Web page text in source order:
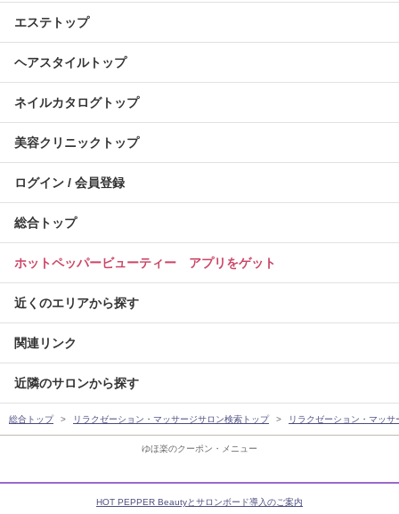
ゆほ楽のクーポン・メニュー
エステトップ
ヘアスタイルトップ
ネイルカタログトップ
美容クリニックトップ
ログイン / 会員登録
総合トップ
ホットペッパービューティー アプリをゲット
近くのエリアから探す
関連リンク
近隣のサロンから探す
総合トップ リラクゼーション・マッサージサロン検索トップ リラクゼーション・マッ
HOT PEPPER Beautyとサロンボード導入のご案内